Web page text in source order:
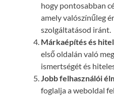
hogy pontosabban
amely valószínűleg
szolgáltatásod iránt.
Márkaépítés és
első oldalán való
ismertségét és
Jobb felhasználói
foglalja a weboldal